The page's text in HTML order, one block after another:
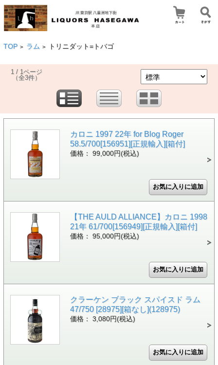
TOP > ラム > トリニダット=トバゴ
1 / 1ページ
（全3件）
カロニ 1997 22年 for Blog Roger
58.5/700[156951][正規輸入][箱付]
価格： 99,000円(税込)
【THE AULD ALLIANCE】カロニ 1998
21年 61/700[156949][正規輸入][箱付]
価格： 95,000円(税込)
クラーケン ブラック スパイスド ラム
47/750 [28975][箱なし](128975)
価格： 3,080円(税込)